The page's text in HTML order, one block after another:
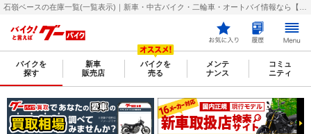
バイクを
探す
新車
販売店
バイクを
売る
メンテ
ナンス
コミュ
ニティ